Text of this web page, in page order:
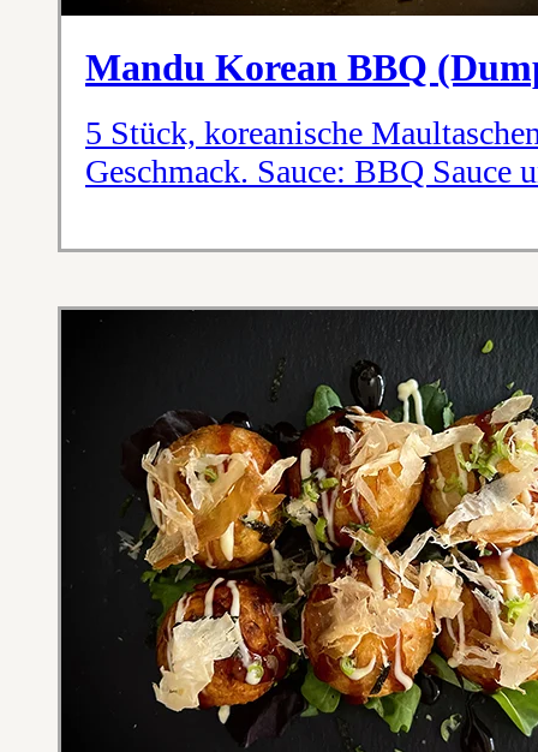
Mandu Korean BBQ
5 Stück, koreanische
Geschmack. Sauce: BBQ Sauce